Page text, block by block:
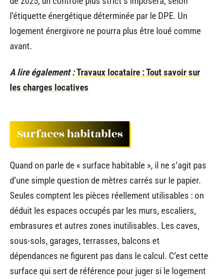
l’étiquette énergétique déterminée par le DPE. Un
logement énergivore ne pourra plus être loué comme
avant.
A lire également :Travaux locataire : Tout savoir sur
les charges locatives
Surfaces habitables
Quand on parle de « surface habitable », il ne s’agit pas
d’une simple question de mètres carrés sur le papier.
Seules comptent les pièces réellement utilisables : on
déduit les espaces occupés par les murs, escaliers,
embrasures et autres zones inutilisables. Les caves,
sous-sols, garages, terrasses, balcons et
dépendances ne figurent pas dans le calcul. C’est cette
surface qui sert de référence pour juger si le logement